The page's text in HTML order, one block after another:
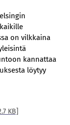
on vilkkaina
kannattaa
löytyy
KB]